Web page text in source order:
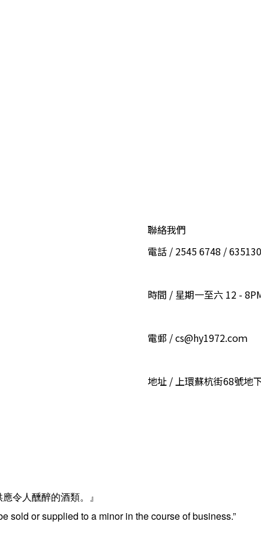
聯絡我們
電話 / 2545 6748 /
時間 / 星期一至六 12 -
電郵 / cs@hy1972.coｍ
地址 / 上環蘇杭街68號地
令人醺醉的酒類。』
sold or supplied to a minor in the course of business.”